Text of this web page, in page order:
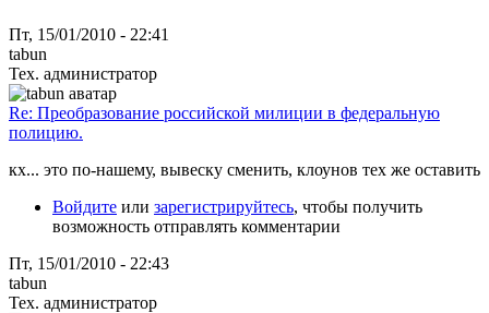
Пт, 15/01/2010 - 22:41
tabun
Тех. администратор
Re: Преобразование российской милиции в федеральную
полицию.
кх... это по-нашему, вывеску сменить, клоунов тех же оставить
Войдите или зарегистрируйтесь, чтобы получить
возможность отправлять комментарии
Пт, 15/01/2010 - 22:43
tabun
Тех. администратор